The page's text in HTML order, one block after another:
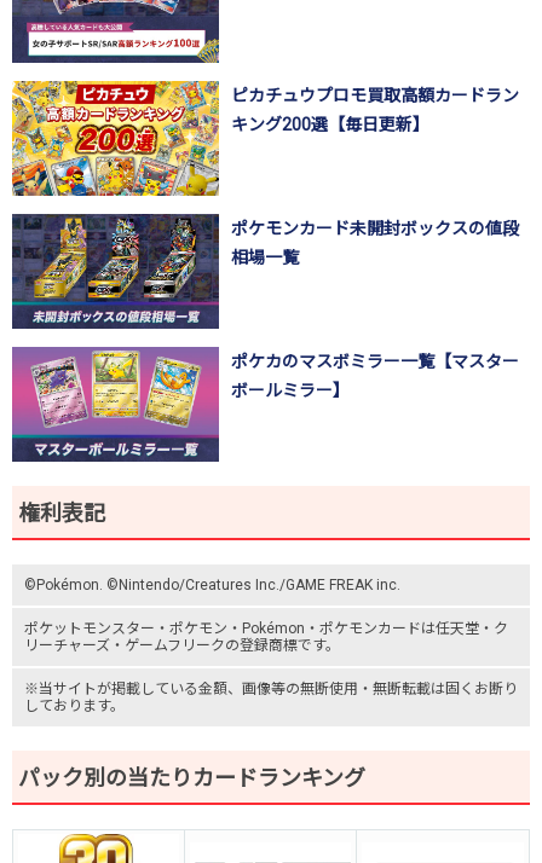
ピカチュウプロモ買取高額カードラン
キング200選【毎日更新】
ポケモンカード未開封ボックスの値段
相場一覧
ポケカのマスボミラー一覧【マスター
ボールミラー】
権利表記
©Pokémon. ©Nintendo/Creatures Inc./GAME FREAK inc.
ポケットモンスター ・ポケモン・Pokémon・ ポケモンカードは任天堂・ ク
リーチャーズ ・ ゲームフリークの登録商標です。
※当サイトが掲載している金額、画像等の無断使用・無断転載は固くお断り
しております。
パック別の当たりカードランキング